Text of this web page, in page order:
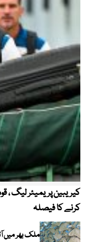
کرنے کا فیصلہ
ملک بھر میں